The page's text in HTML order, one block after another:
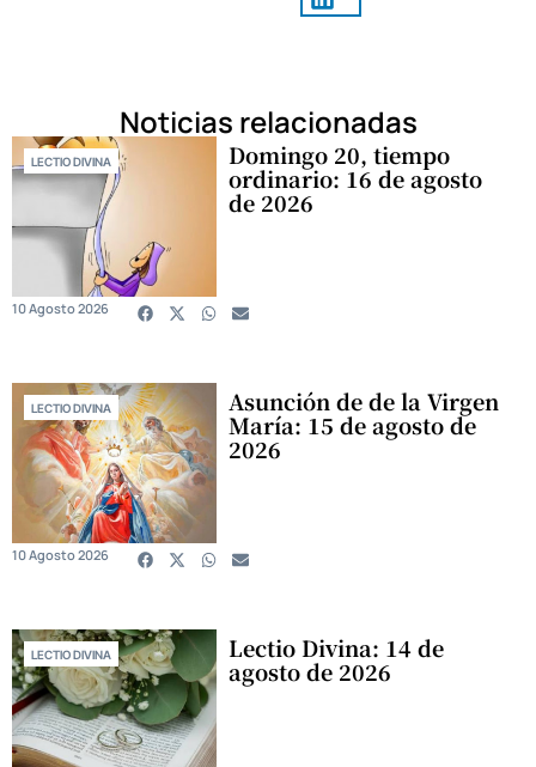
Noticias relacionadas
LECTIO DIVINA Domingo 20, tiempo
ordinario: 16 de agosto
de 2026
10 Agosto 2026
LECTIO DIVINA Asunción de de la Virgen
María: 15 de agosto de
2026
10 Agosto 2026
LECTIO DIVINA Lectio Divina: 14 de
agosto de 2026